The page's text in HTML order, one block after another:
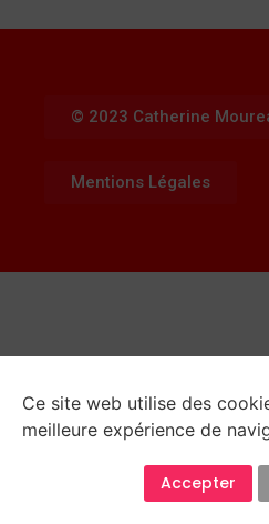
© 2023 Catherine
Mentions Légales
Ce site web utilise des
meilleure expérience de
Accepter